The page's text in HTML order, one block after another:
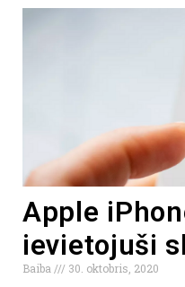
Apple
ievietojuši
Baiba
30. oktobris, 2020